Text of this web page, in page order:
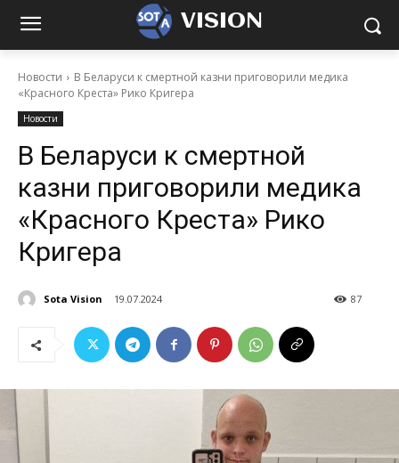
VISION
Новости
В Беларуси к смертной казни приговорили медика
«Красного Креста» Рико Кригера
Новости
В Беларуси к смертной
казни приговорили медика
«Красного Креста» Рико
Кригера
Sota Vision 19.07.2024 87